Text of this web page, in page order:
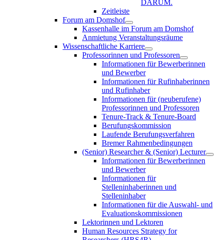
DARUM.
Zeitleiste
Forum am Domshof
Kassenhalle im Forum am Domshof
Anmietung Veranstaltungsräume
Wissenschaftliche Karriere
Professorinnen und Professoren
Informationen für Bewerberinnen
und Bewerber
Informationen für Rufinhaberinnen
und Rufinhaber
Informationen für (neuberufene)
Professorinnen und Professoren
Tenure-Track & Tenure-Board
Berufungskommission
Laufende Berufungsverfahren
Bremer Rahmenbedingungen
(Senior) Researcher & (Senior) Lecturer
Informationen für Bewerberinnen
und Bewerber
Informationen für
Stelleninhaberinnen und
Stelleninhaber
Informationen für die Auswahl- und
Evaluationskommissionen
Lektorinnen und Lektoren
Human Resources Strategy for